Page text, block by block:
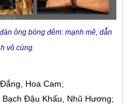
ông bóng đêm: mạnh mẽ, dẫn
vô cùng.
Hoa Cam;
Đậu Khấu, Nhũ Hương;